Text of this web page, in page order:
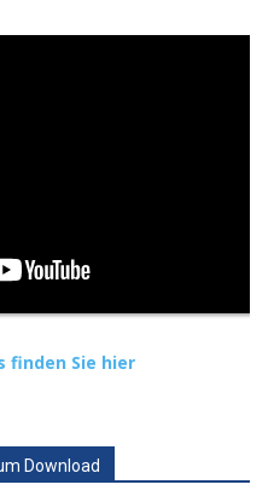
finden Sie hier
Download